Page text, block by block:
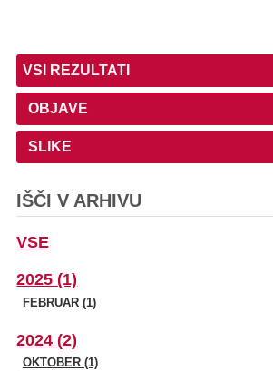
VSI REZULTATI
OBJAVE
SLIKE
IŠČI V ARHIVU
VSE
2025 (1)
FEBRUAR (1)
2024 (2)
OKTOBER (1)